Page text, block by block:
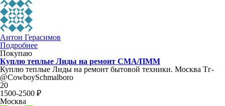
Антон Герасимов
Подробнее
Покупаю
Куплю теплые Лиды на ремонт СМА/ПММ
Куплю теплые Лиды на ремонт бытовой техники. Москва Тг-
@CowboySchmalboro
20
1500-2500 ₽
Москва